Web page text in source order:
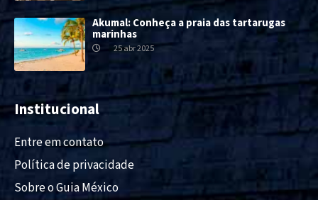
Akumal: Conheça a praia das tartarugas
marinhas
25 abr 2025
Institucional
Entre em contato
Política de privacidade
Sobre o Guia México